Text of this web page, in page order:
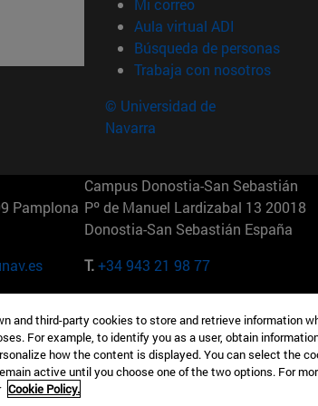
Mi correo
Aula virtual ADI (abre en
Búsqueda de personas(abre
Trabaja con nosotros(abre
© Universidad de
Navarra
Pamplona
Campus Donostia-San Sebastián
Pº de Manuel Lardizabal 13 20018
Donostia-San Sebastián España
T.+34 943 21 98 77
165 W 57th St 10019-2201 Nueva
EE.UU
T.+1 646 346 8850
and third-party cookies to store and retrieve information
For example, to identify you as a user, obtain
how the content is displayed. You can select the
active until you choose one of the two options. For
Cookie Policy.